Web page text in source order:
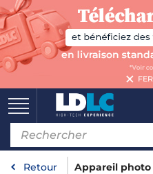
Retour Appareil